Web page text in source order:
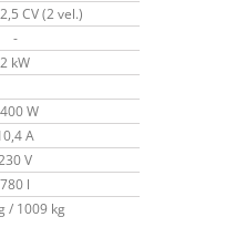
CV (2 vel.)
-
2 kW
W
A
V
780 l
/ 1009 kg